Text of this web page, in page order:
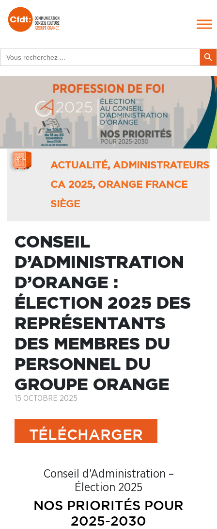
for:
Search
ACTUALITÉ, ADMINISTRATEURS
CA 2025, ORANGE FRANCE
SIÈGE
CONSEIL
D’ADMINISTRATION
D’ORANGE :
ÉLECTION 2025 DES
REPRÉSENTANTS
DES MEMBRES DU
PERSONNEL DU
GROUPE ORANGE
15 OCTOBRE 2025
TÉLÉCHARGER
Conseil d’Administration –
Élection 2025
NOS PRIORITÉS POUR
2025-2030